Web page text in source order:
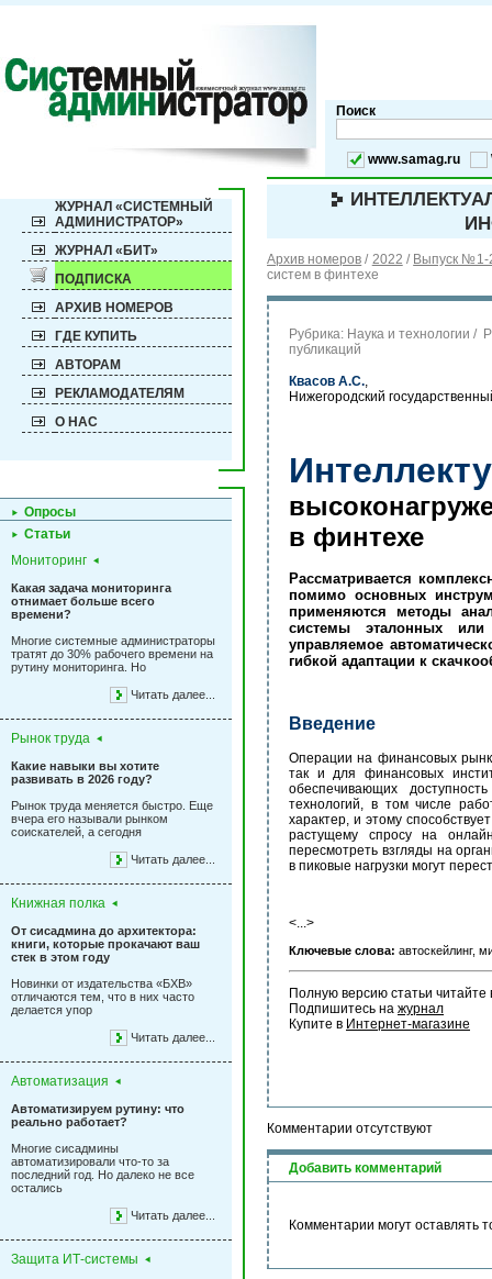
Поиск
www.samag.ru
ЖУРНАЛ «СИСТЕМНЫЙ
АДМИНИСТРАТОР»
ЖУРНАЛ «БИТ»
ПОДПИСКА
АРХИВ НОМЕРОВ
ГДЕ КУПИТЬ
АВТОРАМ
РЕКЛАМОДАТЕЛЯМ
О НАС
Опросы
Статьи
Мониторинг
Какая задача мониторинга
отнимает больше всего
времени?
Многие системные администраторы
тратят до 30% рабочего времени на
рутину мониторинга. Но
Читать далее...
Рынок труда
Какие навыки вы хотите
развивать в 2026 году?
Рынок труда меняется быстро. Еще
вчера его называли рынком
соискателей, а сегодня
Читать далее...
Книжная полка
От сисадмина до архитектора:
книги, которые прокачают ваш
стек в этом году
Новинки от издательства «БХВ»
отличаются тем, что в них часто
делается упор
Читать далее...
Автоматизация
Автоматизируем рутину: что
реально работает?
Многие сисадмины
автоматизировали что-то за
последний год. Но далеко не все
остались
Читать далее...
Защита ИТ-системы
Архив номеров / 2022 / Выпуск №1-
систем в финтехе
Рубрика: Наука и технологии /
публикаций
Квасов А.С.,
Нижегородский
в финтехе
Рассматривается
помимо основных
применяются методы
системы эталонных или
управляемое
гибкой адаптации к
Введение
Операции на финансовых
так и для финансовых
обеспечивающих
технологий, в том числе
характер, и этому
растущему спросу на
пересмотреть взгляды на
в пиковые нагрузки могут
<...>
Ключевые слова: автоскейлинг,
Полную версию статьи читайте
Подпишитесь на журнал
Купите в Интернет-магазине
Комментарии отсутствуют
Добавить комментарий
Комментарии могут оставлять